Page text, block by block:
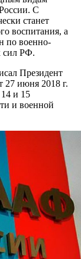
С
станет
воспитания, а
по военно-
сил РФ.
Президент
июня 2018 г.
и 15
и военной